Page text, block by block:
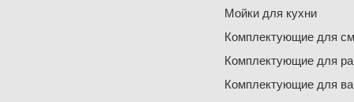
Мойки для кухни
Комплектующие для
Комплектующие для
Комплектующие для